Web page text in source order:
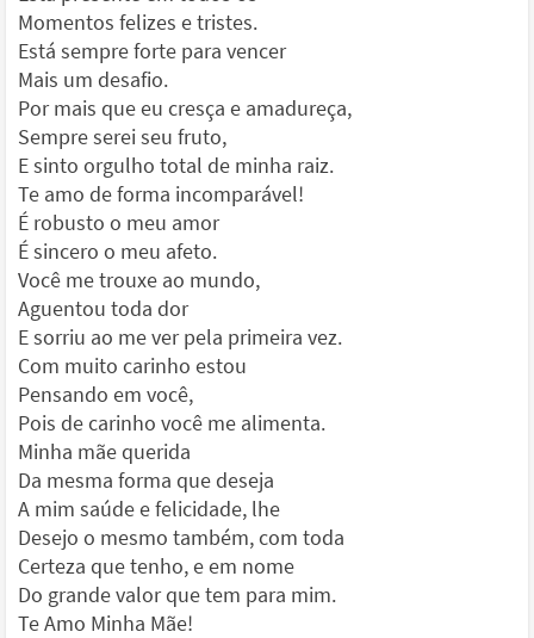
Momentos felizes e tristes.
Está sempre forte para vencer
Mais um desafio.
Por mais que eu cresça e amadureça,
Sempre serei seu fruto,
E sinto orgulho total de minha raiz.
Te amo de forma incomparável!
É robusto o meu amor
É sincero o meu afeto.
Você me trouxe ao mundo,
Aguentou toda dor
E sorriu ao me ver pela primeira vez.
Com muito carinho estou
Pensando em você,
Pois de carinho você me alimenta.
Minha mãe querida
Da mesma forma que deseja
A mim saúde e felicidade, lhe
Desejo o mesmo também, com toda
Certeza que tenho, e em nome
Do grande valor que tem para mim.
Te Amo Minha Mãe!